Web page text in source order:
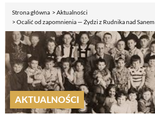
Strona główna
Aktualności
Ocalić od zapomnienia — Żydzi z Rudnika nad Sanem
AKTUALNOŚCI